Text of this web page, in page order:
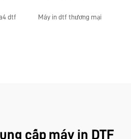
dtf Máy in dtf thương mại
cấp máy in DTF